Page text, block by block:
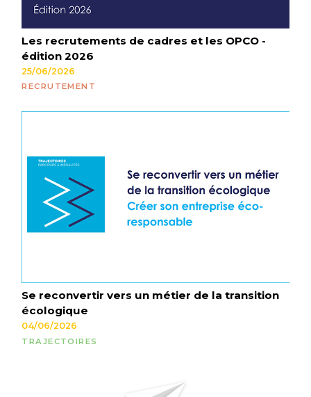
Les recrutements de cadres et les OPCO -
édition 2026
25/06/2026
RECRUTEMENT
Se reconvertir vers un métier de la transition
écologique
04/06/2026
TRAJECTOIRES